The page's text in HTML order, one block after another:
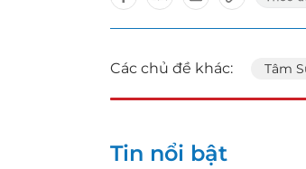
Các chủ đề khác: Tâm
Tin nổi bật